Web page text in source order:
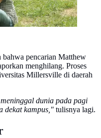
pencarian Matthew
menghilang. Proses
Millersville di daerah
dunia pada pagi
dekat kampus," tulisnya lagi.